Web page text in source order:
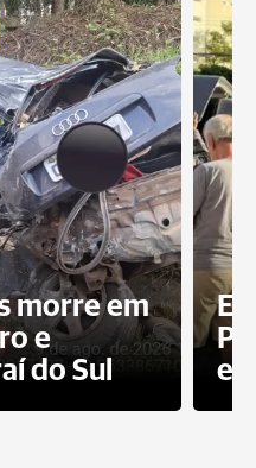
morre em
e
do Sul